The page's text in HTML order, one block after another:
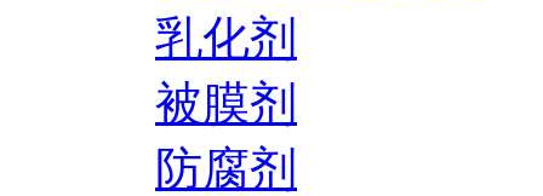
乳化剂
被膜剂
防腐剂